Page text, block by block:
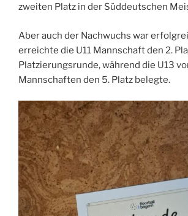
zweiten Platz in der Süddeutschen
Aber auch der Nachwuchs war
erreichte die U11 Mannschaft den 2.
Platzierungsrunde, während die U13
Mannschaften den 5. Platz belegte.